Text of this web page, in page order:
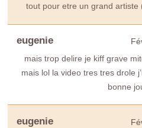
tout pour etre un grand
eugenie
mais trop delire je kiff grave
mais lol la video tres tres drole
bonne
eugenie